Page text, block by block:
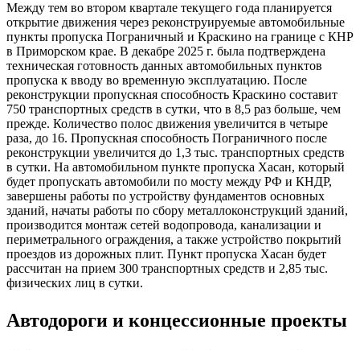
Между тем во втором квартале текущего года планируется
открытие движения через реконструируемые автомобильные
пункты пропуска Пограничный и Краскино на границе с КНР
в Приморском крае. В декабре 2025 г. была подтверждена
техническая готовность данных автомобильных пунктов
пропуска к вводу во временную эксплуатацию. После
реконструкции пропускная способность Краскино составит
750 транспортных средств в сутки, что в 8,5 раз больше, чем
прежде. Количество полос движения увеличится в четыре
раза, до 16. Пропускная способность Пограничного после
реконструкции увеличится до 1,3 тыс. транспортных средств
в сутки. На автомобильном пункте пропуска Хасан, который
будет пропускать автомобили по мосту между РФ и КНДР,
завершены работы по устройству фундаментов основных
зданий, начаты работы по сбору металлоконструкций зданий,
производится монтаж сетей водопровода, канализации и
периметрального ограждения, а также устройство покрытий
проездов из дорожных плит. Пункт пропуска Хасан будет
рассчитан на прием 300 транспортных средств и 2,85 тыс.
физических лиц в сутки.
Автодороги и концессионные проекты